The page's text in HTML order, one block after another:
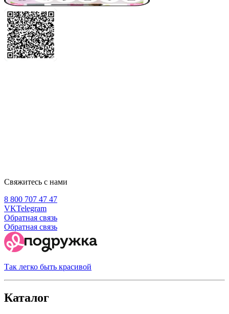
Свяжитесь с нами
8 800 707 47 47
VKTelegram
Обратная связь
Обратная связь
Так легко быть красивой
Каталог